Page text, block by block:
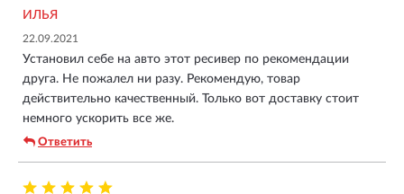
ИЛЬЯ
22.09.2021
Установил себе на авто этот ресивер по рекомендации
друга. Не пожалел ни разу. Рекомендую, товар
действительно качественный. Только вот доставку стоит
немного ускорить все же.
Ответить